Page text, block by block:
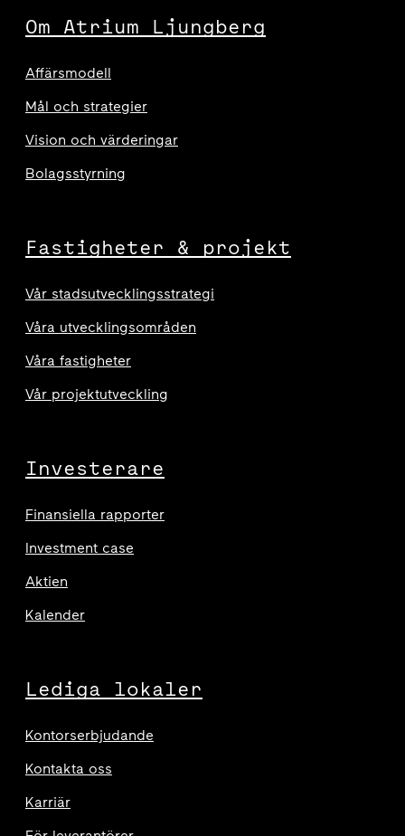
Om Atrium Ljungberg
Affärsmodell
Mål och strategier
Vision och värderingar
Bolagsstyrning
Fastigheter & projekt
Vår stadsutvecklingsstrategi
Våra utvecklingsområden
Våra fastigheter
Vår projektutveckling
Investerare
Finansiella rapporter
Investment case
Aktien
Kalender
Lediga lokaler
Kontorserbjudande
Kontakta oss
Karriär